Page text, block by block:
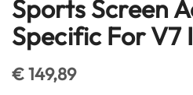
o
o
t
h
h
e
Ga
naar
het
van
Sports Screen
Specific For V7
€ 149,89